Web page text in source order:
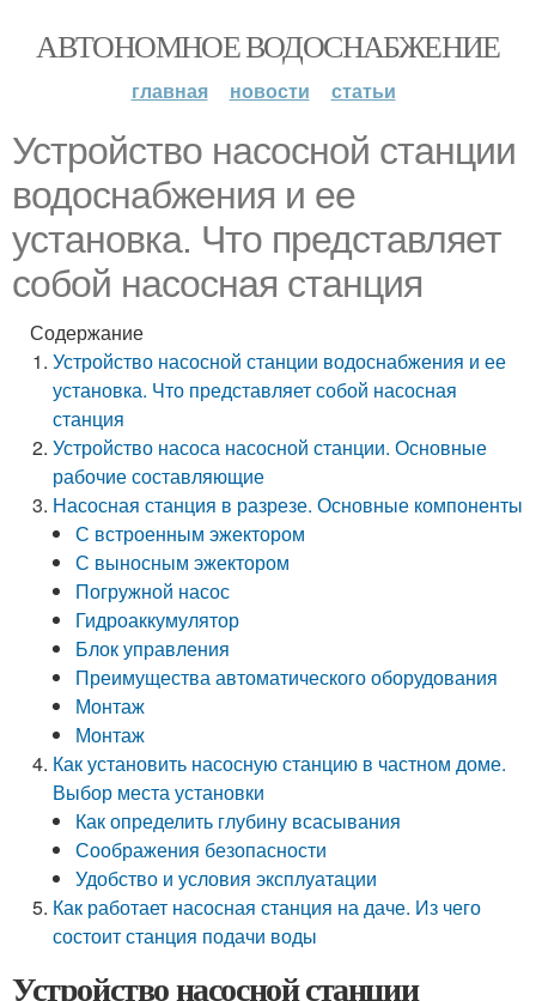
АВТОНОМНОЕ ВОДОСНАБЖЕНИЕ
главная новости статьи
Устройство насосной станции
водоснабжения и ее
установка. Что представляет
собой насосная станция
Содержание
Устройство насосной станции водоснабжения и ее
установка. Что представляет собой насосная
станция
Устройство насоса насосной станции. Основные
рабочие составляющие
Насосная станция в разрезе. Основные компоненты
С встроенным эжектором
С выносным эжектором
Погружной насос
Гидроаккумулятор
Блок управления
Преимущества автоматического оборудования
Монтаж
Монтаж
Как установить насосную станцию в частном доме.
Выбор места установки
Как определить глубину всасывания
Соображения безопасности
Удобство и условия эксплуатации
Как работает насосная станция на даче. Из чего
состоит станция подачи воды
Устройство насосной станции